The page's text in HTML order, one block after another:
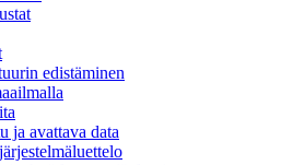
edistäminen
ja avattava data